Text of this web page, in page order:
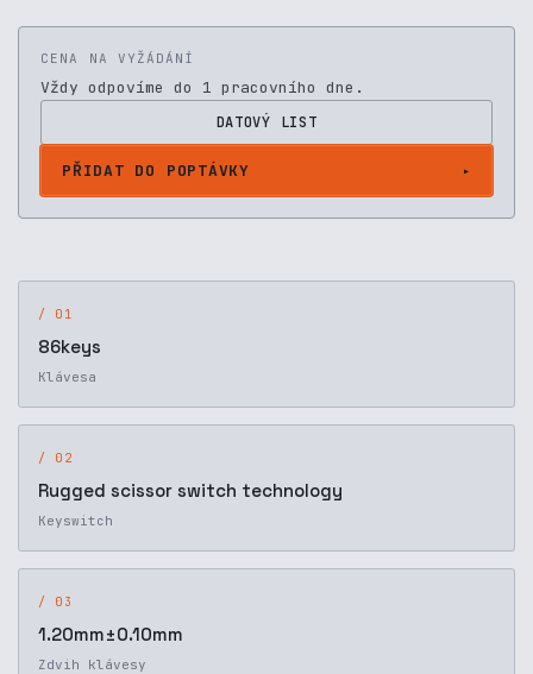
CENA NA VYŽÁDÁNÍ
Vždy odpovíme do 1 pracovního dne.
DATOVÝ LIST
PŘIDAT DO POPTÁVKY
/ 01
86keys
Klávesa
/ 02
Rugged scissor switch technology
Keyswitch
/ 03
1.20mm±0.10mm
Zdvih klávesy